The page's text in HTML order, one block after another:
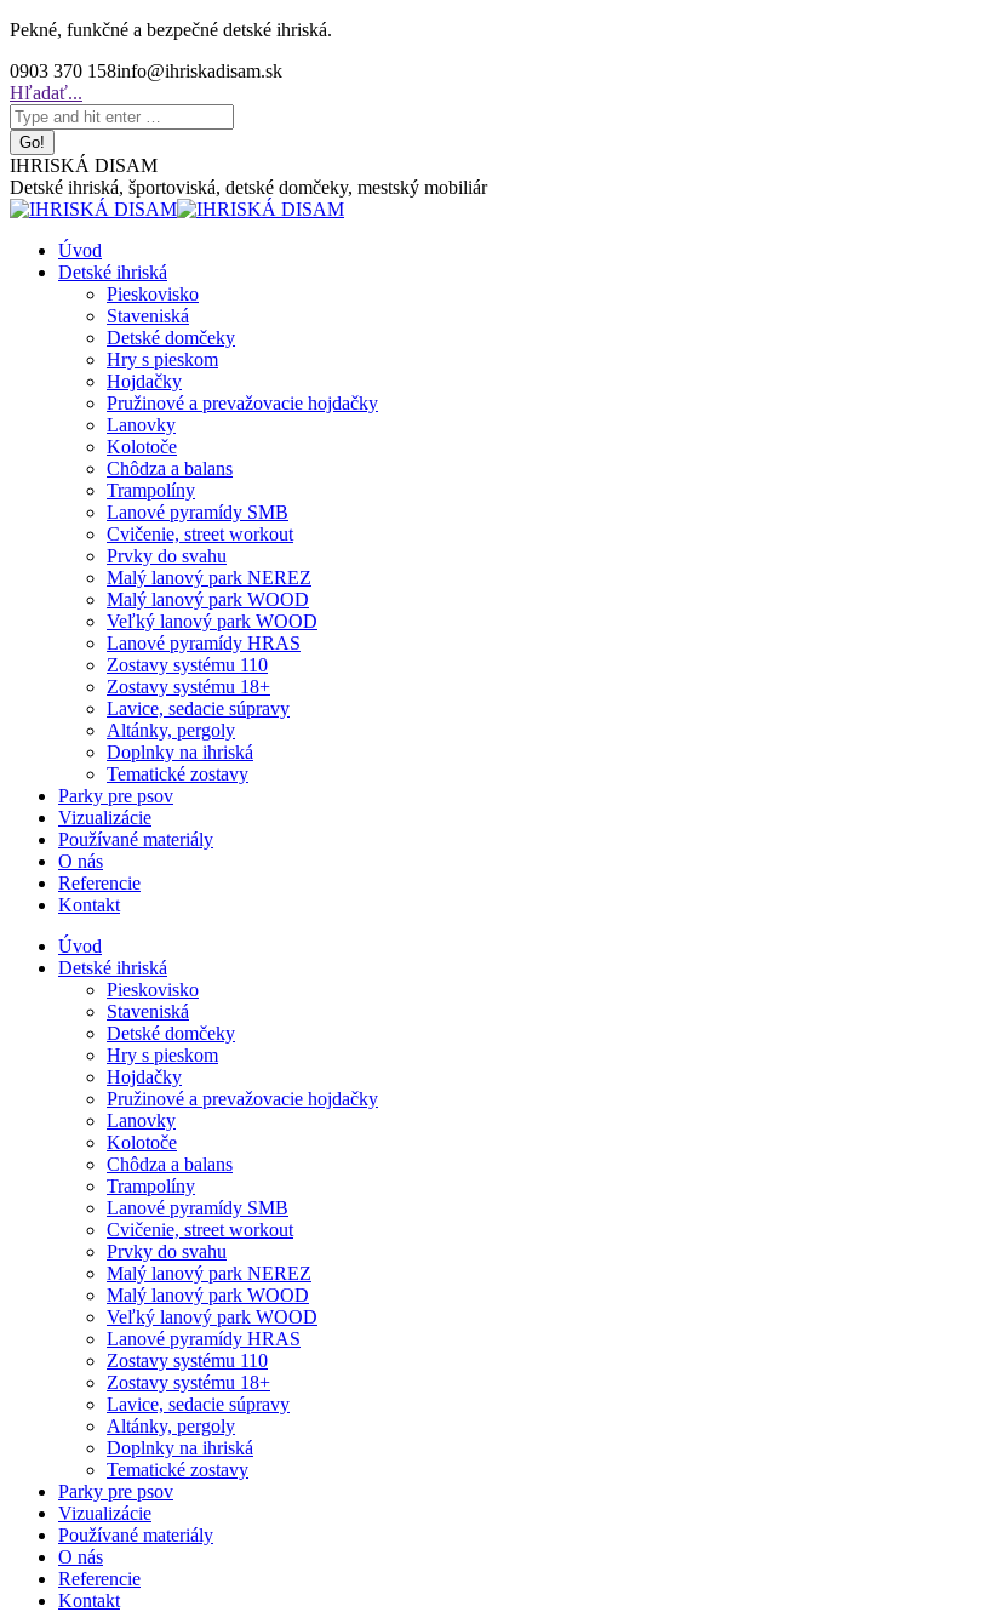
Skip
content
Pekné, funkčné a bezpečné detské ihriská.
0903 370 158info@ihriskadisam.sk
Search:
Hľadať...
IHRISKÁ DISAM
Detské ihriská, športoviská, detské domčeky, mestský mobiliár
Úvod
Detské ihriská
Pieskovisko
Staveniská
Detské domčeky
Hry s pieskom
Hojdačky
Pružinové a prevažovacie hojdačky
Lanovky
Kolotoče
Chôdza a balans
Trampolíny
Lanové pyramídy SMB
Cvičenie, street workout
Prvky do svahu
Malý lanový park NEREZ
Malý lanový park WOOD
Veľký lanový park WOOD
Lanové pyramídy HRAS
Zostavy systému 110
Zostavy systému 18+
Lavice, sedacie súpravy
Altánky, pergoly
Doplnky na ihriská
Tematické zostavy
Parky pre psov
Vizualizácie
Používané materiály
O nás
Referencie
Kontakt
Úvod
Detské ihriská
Pieskovisko
Staveniská
Detské domčeky
Hry s pieskom
Hojdačky
Pružinové a prevažovacie hojdačky
Lanovky
Kolotoče
Chôdza a balans
Trampolíny
Lanové pyramídy SMB
Cvičenie, street workout
Prvky do svahu
Malý lanový park NEREZ
Malý lanový park WOOD
Veľký lanový park WOOD
Lanové pyramídy HRAS
Zostavy systému 110
Zostavy systému 18+
Lavice, sedacie súpravy
Altánky, pergoly
Doplnky na ihriská
Tematické zostavy
Parky pre psov
Vizualizácie
Používané materiály
O nás
Referencie
Kontakt